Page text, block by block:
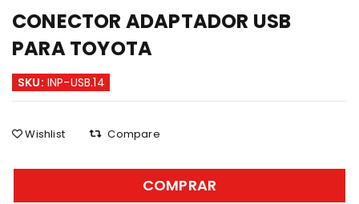
CONECTOR ADAPTADOR USB
PARA TOYOTA
SKU: INP-USB.14
Wishlist Compare
COMPRAR